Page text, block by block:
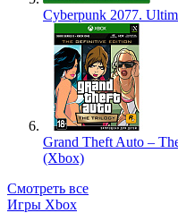
Cyberpunk 2077.
Grand Theft Auto –
(Xbox)
Смотреть все
Игры Xbox